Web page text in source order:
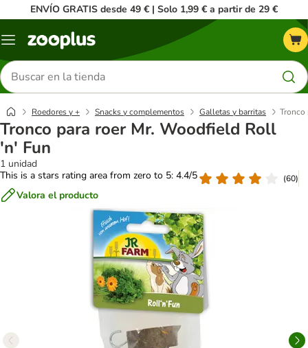
ENVÍO GRATIS desde 49 € | Solo 1,99 € a partir de 29 €
Menú
Buscar
productos
Roedores y + Snacks y complementos Galletas y barritas
Tronco para roer Mr. Woodfield Roll
'n' Fun
1 unidad
This is a stars rating area from zero to 5: 4.4/5
(60)
Valora el producto